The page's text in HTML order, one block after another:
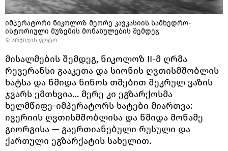
იმპერატორი ნიკოლოზ მეორე კავკასიის სამხედრო-
ისტორიული მუზემის მონახულების შემდეგ
© არქივის ფოტო
მისალმების შემდეგ, ნიკოლოზ II-მ ღრმა
რევერანსი გააკეთა და სიონის ღვთისმშობლის
ხატსა და წმიდა ნინოს თმებით შეკრულ ვაზის
ჯვარს ემთხვია… მერე კი ეგზარქოსმა
ხელმწიფე-იმპერატორს ხატები მიართვა:
ივერიის ღვთისმშობლისა და წმიდა მოწამე
გიორგისა — გაერთიანებული რუსული და
ქართული ეგზარქატის სახელით.